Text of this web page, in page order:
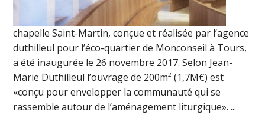
chapelle Saint-Martin, conçue et réalisée par l’agence
duthilleul pour l’éco-quartier de Monconseil à Tours,
a été inaugurée le 26 novembre 2017. Selon Jean-
Marie Duthilleul l’ouvrage de 200m² (1,7M€) est
«conçu pour envelopper la communauté qui se
rassemble autour de l’aménagement liturgique». ...